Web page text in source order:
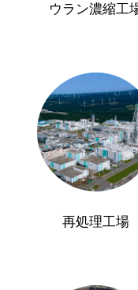
ウラン濃縮工
再処理工場